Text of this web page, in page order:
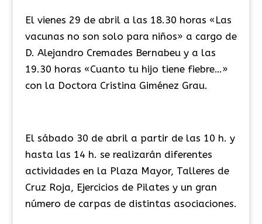
El vienes 29 de abril a las 18.30 horas «Las
vacunas no son solo para niños» a cargo de
D. Alejandro Cremades Bernabeu y a las
19.30 horas «Cuanto tu hijo tiene fiebre…»
con la Doctora Cristina Giménez Grau.
El sábado 30 de abril a partir de las 10 h. y
hasta las 14 h. se realizarán diferentes
actividades en la Plaza Mayor, Talleres de
Cruz Roja, Ejercicios de Pilates y un gran
número de carpas de distintas asociaciones.